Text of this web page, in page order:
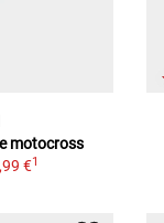
motocross
€1